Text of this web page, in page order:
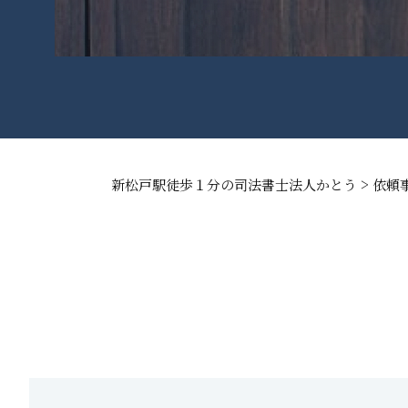
新松戸駅徒歩１分の司法書士法人かとう > 依頼